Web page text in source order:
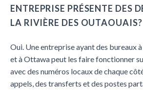
ENTREPRISE PRÉSENTE DES
LA RIVIÈRE DES OUTAOUAIS?
Oui. Une entreprise ayant des bureaux
et à Ottawa peut les faire fonctionner
avec des numéros locaux de chaque
appels, des transferts et des postes